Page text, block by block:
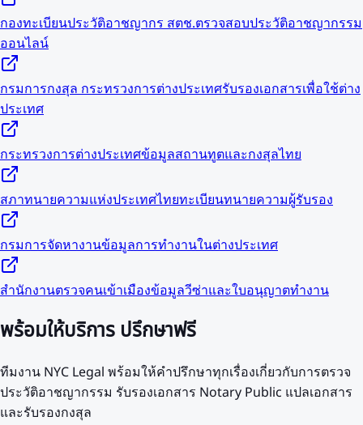
กองทะเบียนประวัติอาชญากร สตช.ตรวจสอบประวัติอาชญากรรม
ออนไลน์
กรมการกงสุล กระทรวงการต่างประเทศรับรองเอกสารเพื่อใช้ต่าง
ประเทศ
กระทรวงการต่างประเทศข้อมูลสถานทูตและกงสุลไทย
สภาทนายความแห่งประเทศไทยทะเบียนทนายความผู้รับรอง
กรมการจัดหางานข้อมูลการทำงานในต่างประเทศ
สำนักงานตรวจคนเข้าเมืองข้อมูลวีซ่าและใบอนุญาตทำงาน
พร้อมให้บริการ ปรึกษาฟรี
ทีมงาน NYC Legal พร้อมให้คำปรึกษาทุกเรื่องเกี่ยวกับการตรวจ
ประวัติอาชญากรรม รับรองเอกสาร Notary Public แปลเอกสาร
และรับรองกงสุล